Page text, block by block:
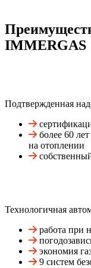
IMMERGAS
Подтвержденная
более 60
на отоплении
Технологичная
работа при
экономия
9 систем